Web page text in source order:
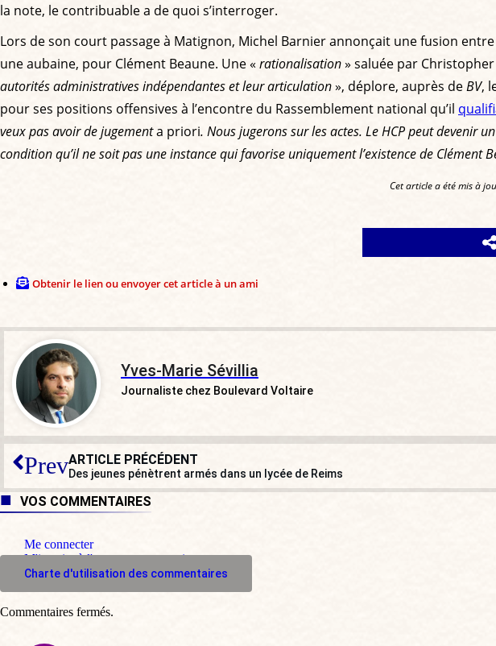
la note, le contribuable a de quoi s’interroger.
Lors de son court passage à Matignon, Michel Barnier annonçait une fusion
une aubaine, pour Clément Beaune. Une «rationalisation» saluée par Christopher
autorités administratives indépendantes et leur articulation», déplore, auprès deBV,
pour ses positions offensives à l’encontre du Rassemblement national qu’il
veux pas avoir de jugementa priori. Nous jugerons sur les actes. Le HCP peut devenir
condition qu’il ne soit pas une instance qui favorise uniquement l’existence de Clément
Cet article a été mis à
Obtenir le lien ou envoyer cet article à un ami
Yves-Marie Sévillia
Journaliste chez Boulevard Voltaire
PrevARTICLE PRÉCÉDENT
Des jeunes pénètrent armés dans un lycée de Reims
VOS COMMENTAIRES
Me connecter
M'inscrire à l'espace commentaire
Charte d'utilisation des commentaires
Commentaires fermés.